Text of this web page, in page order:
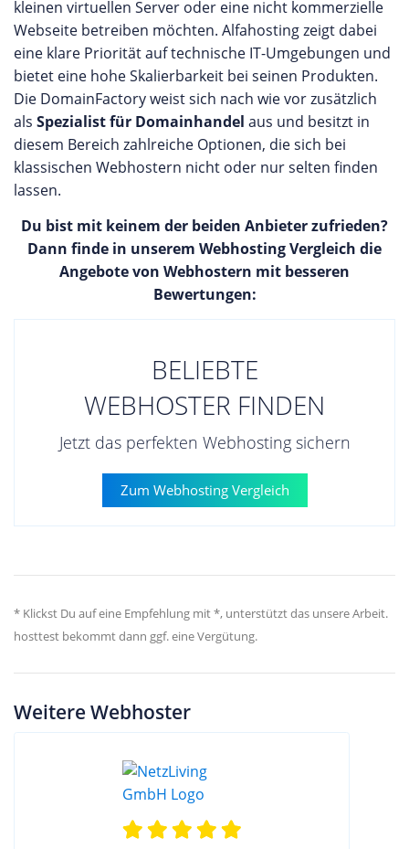
kleinen virtuellen Server oder eine nicht kommerzielle
Webseite betreiben möchten. Alfahosting zeigt dabei
eine klare Priorität auf technische IT-Umgebungen und
bietet eine hohe Skalierbarkeit bei seinen Produkten.
Die DomainFactory weist sich nach wie vor zusätzlich
als Spezialist für Domainhandel aus und besitzt in
diesem Bereich zahlreiche Optionen, die sich bei
klassischen Webhostern nicht oder nur selten finden
lassen.
Du bist mit keinem der beiden Anbieter zufrieden?
Dann finde in unserem Webhosting Vergleich die
Angebote von Webhostern mit besseren
Bewertungen:
BELIEBTE
WEBHOSTER FINDEN
Jetzt das perfekten Webhosting sichern
Zum Webhosting Vergleich
* Klickst Du auf eine Empfehlung mit *, unterstützt das unsere Arbeit.
hosttest bekommt dann ggf. eine Vergütung.
Weitere Webhoster